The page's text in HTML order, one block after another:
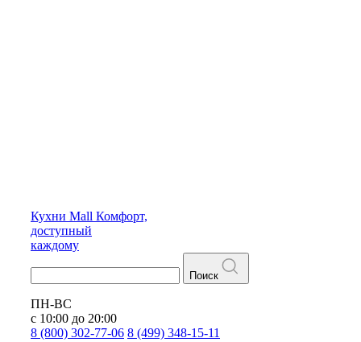
Кухни Mall Комфорт,
доступный
каждому
Поиск
ПН-ВС
с 10:00 до 20:00
8 (800) 302-77-06 8 (499) 348-15-11